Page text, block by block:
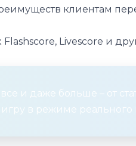
клиентам
Flashscore, Livescore и
и даже больше – от
в режиме